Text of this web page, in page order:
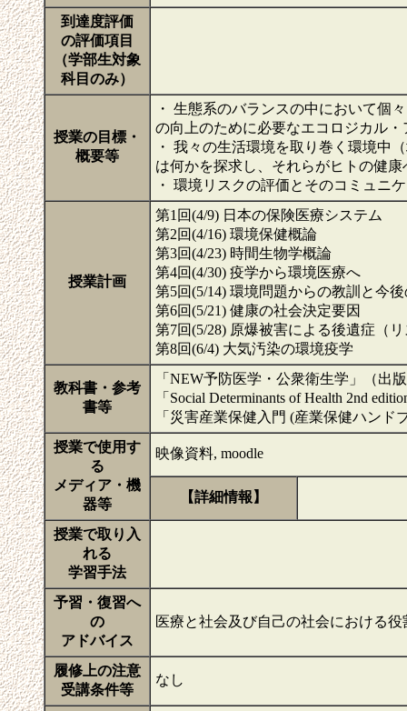
到達度評価
の評価項目
（学部生対象
科目のみ）
授業の目標・
概要等
・ 生態系のバランスの中において個
の向上のために必要なエコロジカル
・ 我々の生活環境を取り巻く環境中
は何かを探求し、それらがヒトの健
・ 環境リスクの評価とそのコミュニ
授業計画
第1回(4/9) 日本の保険医療システム
第2回(4/16) 環境保健概論
第3回(4/23) 時間生物学概論
第4回(4/30) 疫学から環境医療へ
第5回(5/14) 環境問題からの教訓と今
第6回(5/21) 健康の社会決定要因
第7回(5/28) 原爆被害による後遺症（
第8回(6/4) 大気汚染の環境疫学
教科書・参考
書等
「NEW予防医学・公衆衛生学」（出
「Social Determinants of Health 2nd
「災害産業保健入門 (産業保健ハン
授業で使用す
る
メディア・機
器等
映像資料, moodle
【詳細情報】
授業で取り入
れる
学習手法
予習・復習へ
の
アドバイス
医療と社会及び自己の社会における
履修上の注意
受講条件等
なし